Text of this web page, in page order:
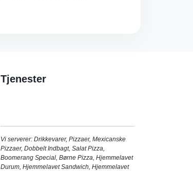
Tjenester
Vi serverer: Drikkevarer, Pizzaer, Mexicanske
Pizzaer, Dobbelt Indbagt, Salat Pizza,
Boomerang Special, Børne Pizza, Hjemmelavet
Durum, Hjemmelavet Sandwich, Hjemmelavet